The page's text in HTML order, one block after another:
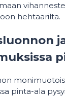
hehtaarilta.
pinta-ala